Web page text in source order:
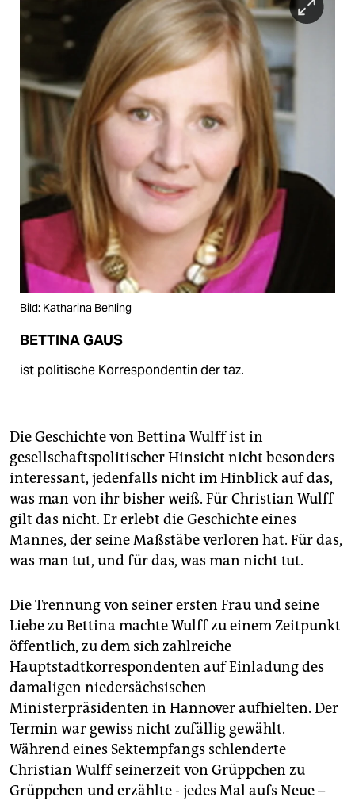
Bild: Katharina Behling
BETTINA GAUS
ist politische Korrespondentin der taz.
Die Geschichte von Bettina Wulff ist in
gesellschaftspolitischer Hinsicht nicht besonders
interessant, jedenfalls nicht im Hinblick auf das,
was man von ihr bisher weiß. Für Christian Wulff
gilt das nicht. Er erlebt die Geschichte eines
Mannes, der seine Maßstäbe verloren hat. Für das,
was man tut, und für das, was man nicht tut.
Die Trennung von seiner ersten Frau und seine
Liebe zu Bettina machte Wulff zu einem Zeitpunkt
öffentlich, zu dem sich zahlreiche
Hauptstadtkorrespondenten auf Einladung des
damaligen niedersächsischen
Ministerpräsidenten in Hannover aufhielten. Der
Termin war gewiss nicht zufällig gewählt.
Während eines Sektempfangs schlenderte
Christian Wulff seinerzeit von Grüppchen zu
Grüppchen und erzählte - jedes Mal aufs Neue –